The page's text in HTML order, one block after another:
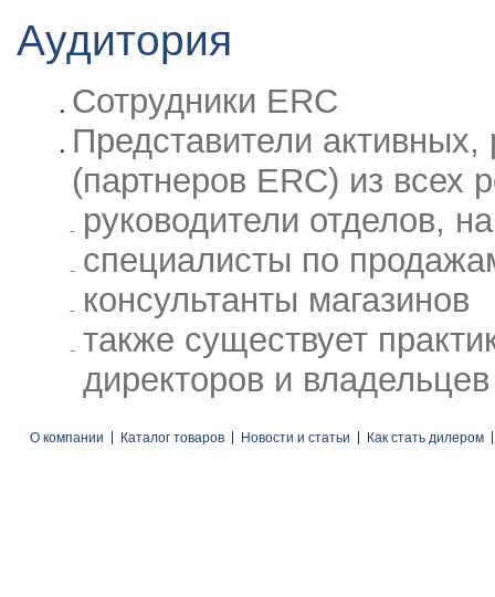
Аудитория
Сотрудники ERC
Представители
(партнеров ERC) из всех
руководители отделов,
специалисты по
консультанты магазинов
также существует
директоров и
О компании Каталог товаров Новости и статьи Как стать дилером